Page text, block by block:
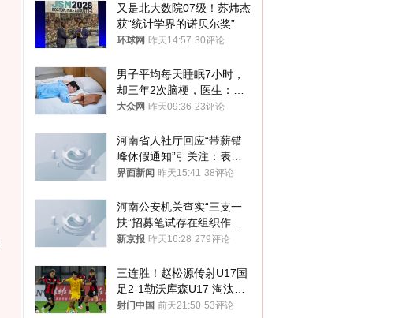
又是北大数院07级！苏炜杰
获“统计学界的诺贝尔奖”
环球网 昨天14:57 30评论
男子平均每天睡眠7小时，
却三年2次脑梗，医生：这
样睡觉更伤身
大众网 昨天09:36 23评论
河南省人社厅回应“带薪错
峰休假通知”引关注：表述
不够准确，待修改后印发
界面新闻 昨天15:41 38评论
河南公安机关查实“三支一
扶”招募笔试存在组织作弊
犯罪行为
新京报 昨天16:28 279评论
三连胜！赵松源传射U17国
足2-1勒沃库森U17 淘汰赛
将战河床
射门中国 前天21:50 53评论